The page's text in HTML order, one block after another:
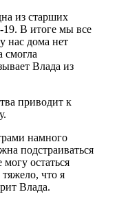
из старших
19. В итоге мы все
нас дома нет
смогла
Влада из
приводит к
намного
подстраиваться
остаться
что я
Влада.